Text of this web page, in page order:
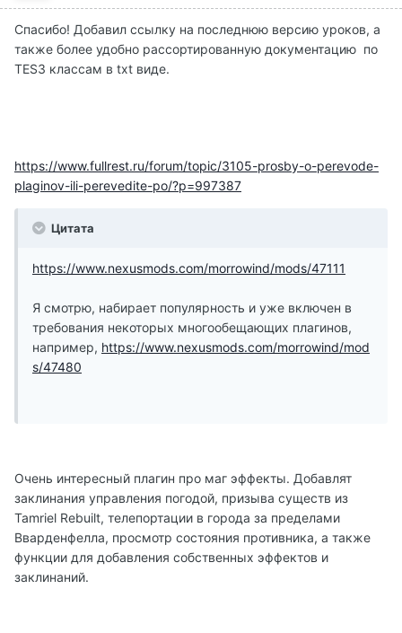
Спасибо! Добавил ссылку на последнюю версию уроков, а
также более удобно рассортированную документацию по
TES3 классам в txt виде.
https://www.fullrest.ru/forum/topic/3105-prosby-o-perevode-
plaginov-ili-perevedite-po/?p=997387
Цитата
https://www.nexusmods.com/morrowind/mods/47111
Я смотрю, набирает популярность и уже включен в
требования некоторых многообещающих плагинов,
например, https://www.nexusmods.com/morrowind/mod
s/47480
Очень интересный плагин про маг эффекты. Добавлят
заклинания управления погодой, призыва существ из
Tamriel Rebuilt, телепортации в города за пределами
Вварденфелла, просмотр состояния противника, а также
функции для добавления собственных эффектов и
заклинаний.